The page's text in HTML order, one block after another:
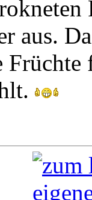
aus.
Früchte